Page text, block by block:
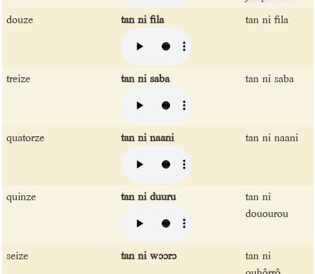
douze
tan ni fila tan ni fila
treize tan ni saba tan ni saba
quatorze tan ni naani tan ni naani
quinze tan ni duuru
tan ni
douourou
seize tan ni wɔɔrɔ
tan ni